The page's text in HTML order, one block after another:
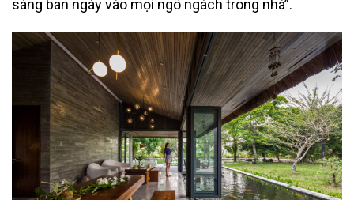
sáng ban ngày vào mọi ngõ ngách trong nhà”.